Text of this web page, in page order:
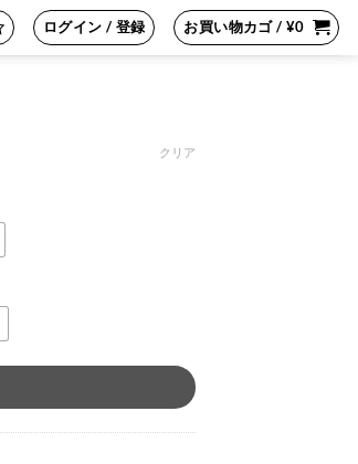
ログイン / 登録 お買い物カゴ / ¥0
クリア